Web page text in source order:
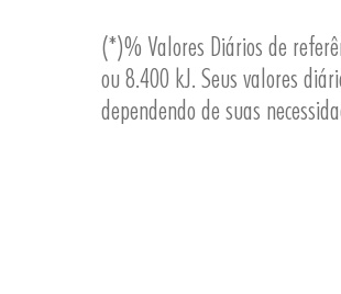
(*)% Valores Diários de
ou 8.400 kJ. Seus valores
dependendo de suas